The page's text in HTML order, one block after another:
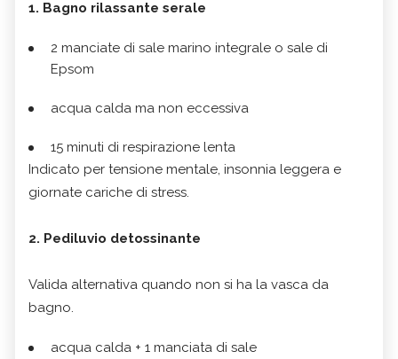
1. Bagno rilassante serale
2 manciate di sale marino integrale o sale di
Epsom
acqua calda ma non eccessiva
15 minuti di respirazione lenta
Indicato per tensione mentale, insonnia leggera e
giornate cariche di stress.
2. Pediluvio detossinante
Valida alternativa quando non si ha la vasca da
bagno.
acqua calda + 1 manciata di sale